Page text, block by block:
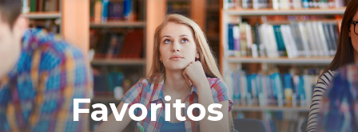
Favoritos